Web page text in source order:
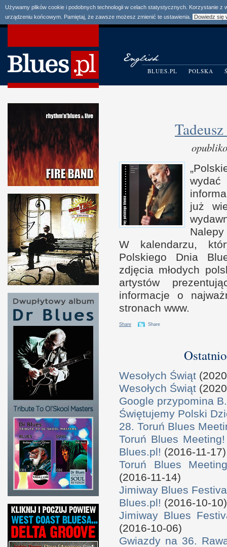
Używamy plików cookie i podobnych technologii w celach statystycznych. Korzystanie
urządzeniu końcowym. Pamiętaj, że zawsze możesz zmienić te ustawienia.
Dowiedz się
BLUES.PL POLSKA
już
W kalendarzu,
Polskiego Dnia
zdjęcia młodych
artystów
informacje o n
stronach www.
Share Share
Wesołych Świąt
Wesołych Świąt
Google przypomina
Świętujemy Polski
28. Toruń Blues
Toruń Blues
Blues.pl! (2016-11-17)
Toruń Blues
(2016-11-14)
Jimiway Blues
Blues.pl! (2016-10-10)
Jimiway Blues
(2016-10-06)
Gwiazdy na 36.